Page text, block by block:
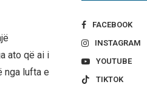
ato që ai i
nga lufta e
FACEBOOK
INSTAGRAM
YOUTUBE
TIKTOK